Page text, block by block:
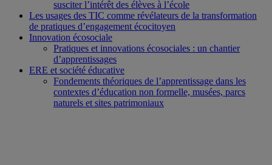
susciter l’intérêt des élèves à l’école
Les usages des TIC comme révélateurs de la transformation
de pratiques d’engagement écocitoyen
Innovation écosociale
Pratiques et innovations écosociales : un chantier
d’apprentissages
ERE et société éducative
Fondements théoriques de l’apprentissage dans les
contextes d’éducation non formelle, musées, parcs
naturels et sites patrimoniaux